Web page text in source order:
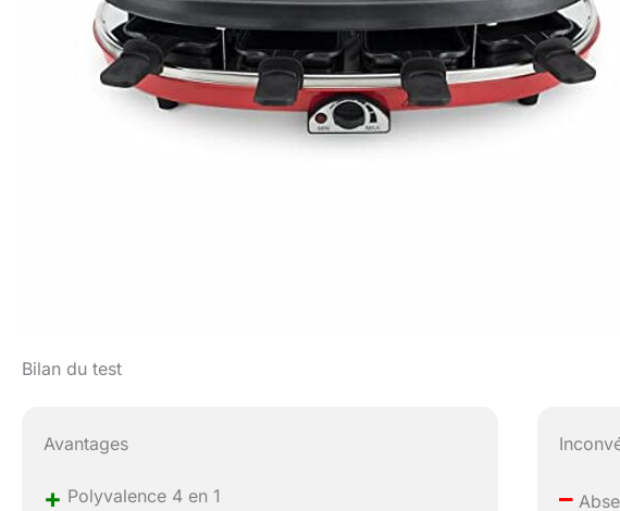
Bilan du test
Avantages
+ Polyvalence 4 en 1 –